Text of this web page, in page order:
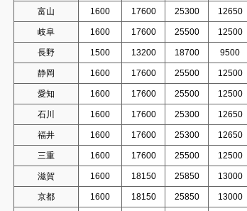
富山 1600 17600 25300 12650
岐阜 1600 17600 25500 12500
長野 1500 13200 18700 9500
静岡 1600 17600 25500 12500
愛知 1600 17600 25500 12500
石川 1600 17600 25300 12650
福井 1600 17600 25300 12650
三重 1600 17600 25500 12500
滋賀 1600 18150 25850 13000
京都 1600 18150 25850 13000